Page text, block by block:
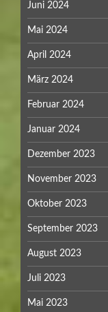
Juni 2024
Mai 2024
April 2024
März 2024
Februar 2024
Januar 2024
Dezember 2023
November 2023
Oktober 2023
September 2023
August 2023
Juli 2023
Mai 2023